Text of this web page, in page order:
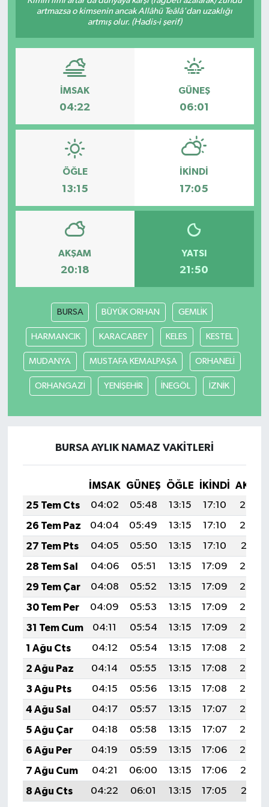
artmazsa o kimsenin ancak Allâhü Teâlâ'dan uzaklığı
artmış olur. (Hadis-i şerif)
İMSAK
04:22
GÜNEŞ
06:01
ÖĞLE
13:15
İKINDI
17:05
AKŞAM
20:18
YATSI
21:50
BURSA BÜYÜK ORHAN GEMLİK
HARMANCIK KARACABEY KELES KESTEL
MUDANYA MUSTAFA KEMALPAŞA ORHANELİ
ORHANGAZİ YENİŞEHİR İNEGÖL İZNİK
BURSA AYLIK NAMAZ VAKITLERI
İMSAK GÜNEŞ ÖĞLE İKINDI
25 Tem Cts
04:02 05:48 13:15 17:10
20:33
26 Tem Paz
04:04 05:49 13:15 17:10
20:32
27 Tem Pts
04:05 05:50 13:15 17:10
20:31
28 Tem Sal
04:06 05:51 13:15 17:09
20:30
29 Tem Çar
04:08 05:52 13:15 17:09
20:29
30 Tem Per
04:09 05:53 13:15 17:09
20:28
31 Tem Cum
04:11 05:54 13:15 17:09
20:27
1 Ağu Cts
04:12 05:54 13:15 17:08
20:26
2 Ağu Paz
04:14 05:55 13:15 17:08
20:25
3 Ağu Pts
04:15 05:56 13:15 17:08
20:24
4 Ağu Sal
04:17 05:57 13:15 17:07
20:23
5 Ağu Çar
04:18 05:58 13:15 17:07
20:22
6 Ağu Per
04:19 05:59 13:15 17:06
20:20
7 Ağu Cum
04:21 06:00 13:15 17:06
20:19
8 Ağu Cts
04:22 06:01 13:15 17:05
20:18